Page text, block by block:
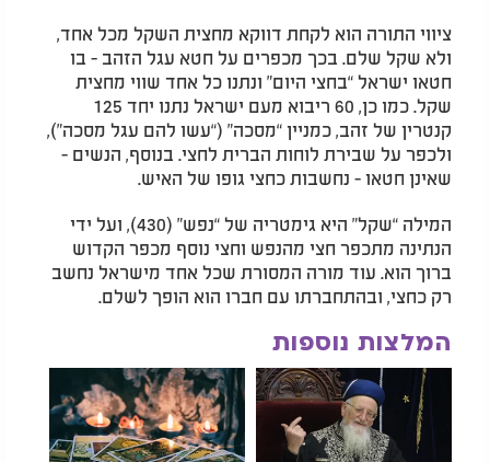
ציווי התורה הוא לקחת דווקא מחצית השקל מכל אחד,
ולא שקל שלם. בכך מכפרים על חטא עגל הזהב - בו
חטאו ישראל “בחצי היום” ונתנו כל אחד שווי מחצית
שקל. כמו כן, 60 ריבוא מעם ישראל נתנו יחד 125
קנטרין של זהב, כמניין “מסכה” (“עשו להם עגל מסכה”),
ולכפר על שבירת לוחות הברית לחצי. בנוסף, הנשים -
שאינן חטאו - נחשבות כחצי גופו של האיש.
המילה “שקל” היא גימטריה של “נפש” (430), ועל ידי
הנתינה מתכפר חצי מהנפש וחצי נוסף מכפר הקדוש
ברוך הוא. עוד מורה המסורת שכל אחד מישראל נחשב
רק כחצי, ובהתחברתו עם חברו הוא הופך לשלם.
המלצות נוספות